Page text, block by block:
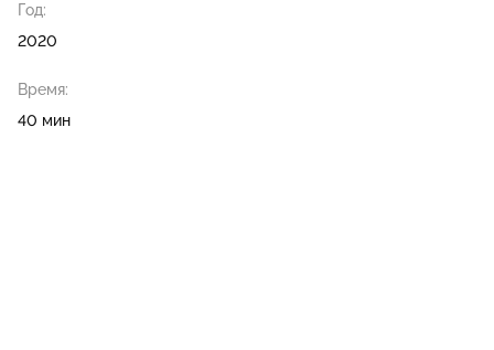
Год:
2020
Время:
40 мин